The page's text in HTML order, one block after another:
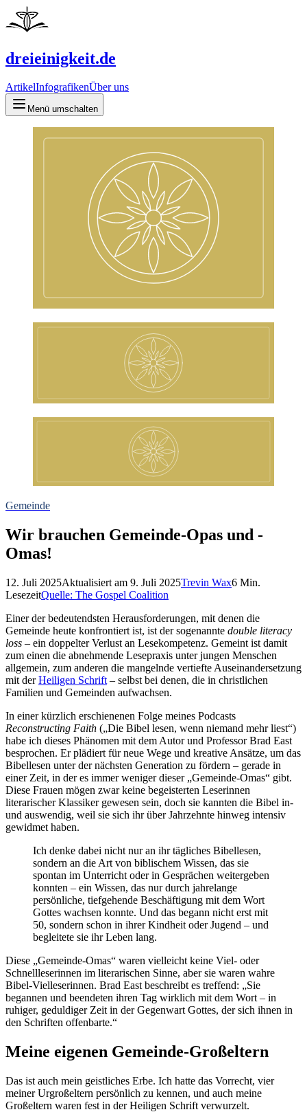
dreieinigkeit.de
ArtikelInfografikenÜber uns
Menü umschalten
Gemeinde
Wir brauchen Gemeinde-Opas und -
Omas!
12. Juli 2025Aktualisiert am 9. Juli 2025Trevin Wax6 Min.
LesezeitQuelle: The Gospel Coalition
Einer der bedeutendsten Herausforderungen, mit denen die
Gemeinde heute konfrontiert ist, ist der sogenannte double literacy
loss – ein doppelter Verlust an Lesekompetenz. Gemeint ist damit
zum einen die abnehmende Lesepraxis unter jungen Menschen
allgemein, zum anderen die mangelnde vertiefte Auseinandersetzung
mit derHeiligen Schrift – selbst bei denen, die in christlichen
Familien und Gemeinden aufwachsen.
In einer kürzlich erschienenen Folge meines Podcasts
Reconstructing Faith („Die Bibel lesen, wenn niemand mehr liest“)
habe ich dieses Phänomen mit dem Autor und Professor Brad East
besprochen. Er plädiert für neue Wege und kreative Ansätze, um das
Bibellesen unter der nächsten Generation zu fördern – gerade in
einer Zeit, in der es immer weniger dieser „Gemeinde-Omas“ gibt.
Diese Frauen mögen zwar keine begeisterten Leserinnen
literarischer Klassiker gewesen sein, doch sie kannten die Bibel in-
und auswendig, weil sie sich ihr über Jahrzehnte hinweg intensiv
gewidmet haben.
Ich denke dabei nicht nur an ihr tägliches Bibellesen,
sondern an die Art von biblischem Wissen, das sie
spontan im Unterricht oder in Gesprächen weitergeben
konnten – ein Wissen, das nur durch jahrelange
persönliche, tiefgehende Beschäftigung mit dem Wort
Gottes wachsen konnte. Und das begann nicht erst mit
50, sondern schon in ihrer Kindheit oder Jugend – und
begleitete sie ihr Leben lang.
Diese „Gemeinde-Omas“ waren vielleicht keine Viel- oder
Schnellleserinnen im literarischen Sinne, aber sie waren wahre
Bibel-Vielleserinnen. Brad East beschreibt es treffend: „Sie
begannen und beendeten ihren Tag wirklich mit dem Wort – in
ruhiger, geduldiger Zeit in der Gegenwart Gottes, der sich ihnen in
den Schriften offenbarte.“
Meine eigenen Gemeinde-Großeltern
Das ist auch mein geistliches Erbe. Ich hatte das Vorrecht, vier
meiner Urgroßeltern persönlich zu kennen, und auch meine
Großeltern waren fest in der Heiligen Schrift verwurzelt.